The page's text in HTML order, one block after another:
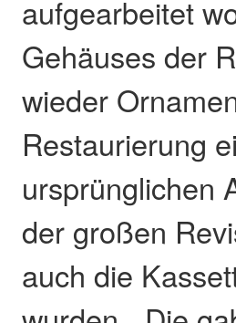
aufgearbeitet
Gehäuses der
wieder
Restaurierung
ursprünglichen
der großen
auch die